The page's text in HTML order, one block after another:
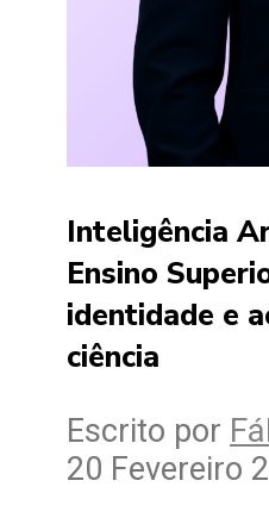
Inteligência
Ensino
identidade e
ciência
Escrito por
20 Fevereiro